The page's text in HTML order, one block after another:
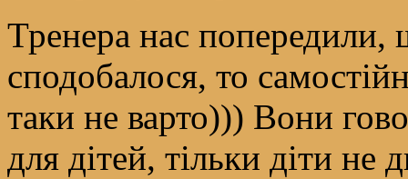
Тренера нас
сподобалося, то
таки не варто))) Вони
для дітей, тільки діти не